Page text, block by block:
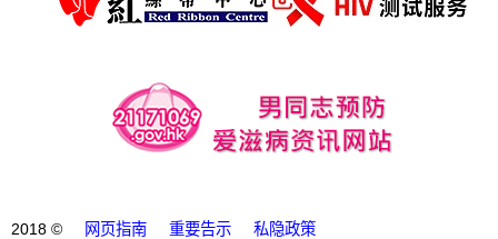
2018 © 网页指南 重要告示 私隐政策